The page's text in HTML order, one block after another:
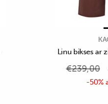
Linu bikses ar
€239,00
-50%